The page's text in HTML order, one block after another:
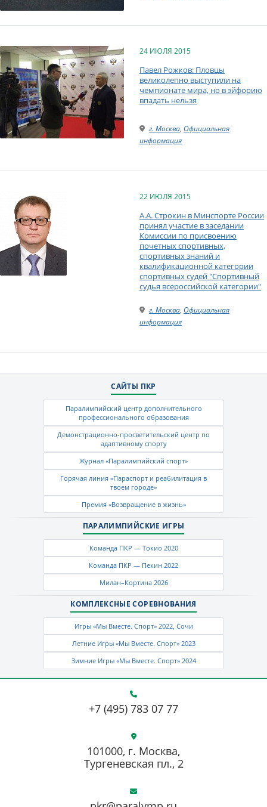
24 ИЮЛЯ 2015
Павел Рожков: Пловцы
великолепно выступили на
чемпионате мира, но в эйфорию
впадать нельзя
г. Москва, Официальная
информация
22 ИЮЛЯ 2015
А.А. Строкин в Минспорте России
принял участие в заседании
Комиссии по присвоению
почетных спортивных,
спортивных знаний и
квалификационной категории
спортивных судей "Спортивный
судья всероссийской категории"
г. Москва, Официальная
информация
САЙТЫ ПКР
Паралимпийский центр дополнительного
профессионального образования
Демонстрационно-просветительский центр по
адаптивному спорту
Журнал «Паралимпийский спорт»
Горячая линия «Параспорт и реабилитация в
твоем городе»
Премия «Возвращение в жизнь»
ПАРАЛИМПИЙСКИЕ ИГРЫ
Команда ПКР — Токио 2020
Команда ПКР — Пекин 2022
Милан–Кортина 2026
КОМПЛЕКСНЫЕ СОРЕВНОВАНИЯ
Игры «Мы Вместе. Спорт» 2022, Сочи
Летние Игры «Мы Вместе. Спорт» 2023
Зимние Игры «Мы Вместе. Спорт» 2024
+7 (495) 783 07 77
101000, г. Москва,
Тургеневская пл., 2